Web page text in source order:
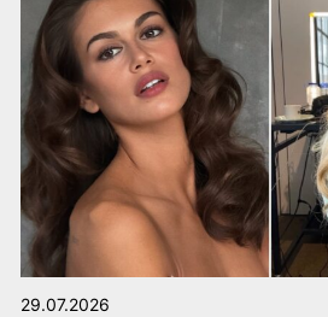
29.07.2026